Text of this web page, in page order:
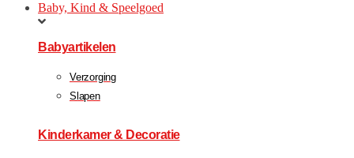
Baby, Kind & Speelgoed
Babyartikelen
Verzorging
Slapen
Kinderkamer & Decoratie